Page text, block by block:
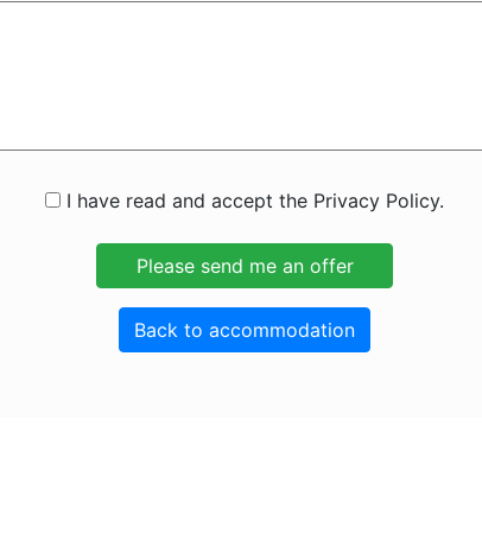
I have read and accept the Privacy Policy.
Back to accommodation